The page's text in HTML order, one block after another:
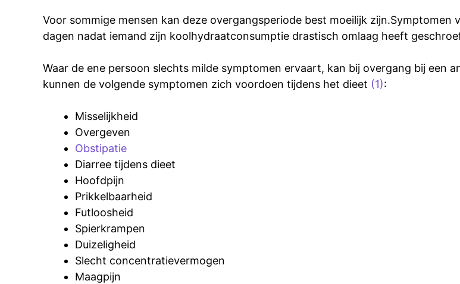
Voor sommige mensen kan deze overgangsperiode best moeilijk
dagen nadat iemand zijn koolhydraatconsumptie drastisch omlaag heeft
Waar de ene persoon slechts milde symptomen ervaart, kan bij overgang bij een
kunnen de volgende symptomen zich voordoen tijdens het dieet (1):
Misselijkheid
Overgeven
Obstipatie
Diarree tijdens dieet
Hoofdpijn
Prikkelbaarheid
Futloosheid
Spierkrampen
Duizeligheid
Slecht concentratievermogen
Maagpijn